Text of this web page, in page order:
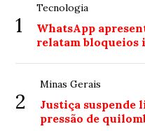
1
Tecnologia
WhatsApp
relatam bloqueios
2
Minas Gerais
Justiça suspende
pressão de